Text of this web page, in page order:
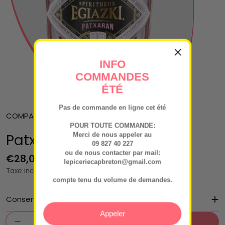
COMPAGNONS DU SPIRITUEUX
Patxaran Egiazki
Prix
€28,00
Taxe incluse.
Conservation
Quantité
Ajouter Au Panier
INFO
COMMANDES
ÉTÉ
Pas de commande en ligne cet été
POUR TOUTE COMMANDE:
Merci de nous appeler au
09 827 40 227
ou de nous contacter par mail:
lepiceriecapbreton@gmail.com
compte tenu du volume de demandes.
Appeler